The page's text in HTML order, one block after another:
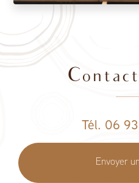
Tél. 06
Envoyer